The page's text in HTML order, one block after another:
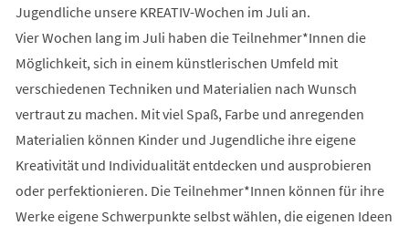
Jugendliche unsere KREATIV-Wochen im Juli an.
Vier Wochen lang im Juli haben die Teilnehmer*Innen die
Möglichkeit, sich in einem künstlerischen Umfeld mit
verschiedenen Techniken und Materialien nach Wunsch
vertraut zu machen. Mit viel Spaß, Farbe und anregenden
Materialien können Kinder und Jugendliche ihre eigene
Kreativität und Individualität entdecken und ausprobieren
oder perfektionieren. Die Teilnehmer*Innen können für ihre
Werke eigene Schwerpunkte selbst wählen, die eigenen Ideen